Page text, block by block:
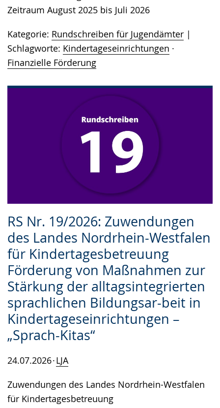
Zeitraum August 2025 bis Juli 2026
Kategorie: Rundschreiben für Jugendämter
Schlagworte: Kindertageseinrichtungen ·
Finanzielle Förderung
RS Nr. 19/2026: Zuwendungen
des Landes Nordrhein-Westfalen
für Kindertagesbetreuung
Förderung von Maßnahmen zur
Stärkung der alltagsintegrierten
sprachlichen Bildungsar-beit in
Kindertageseinrichtungen –
„Sprach-Kitas“
24.07.2026 LJA
Zuwendungen des Landes Nordrhein-Westfalen
für Kindertagesbetreuung